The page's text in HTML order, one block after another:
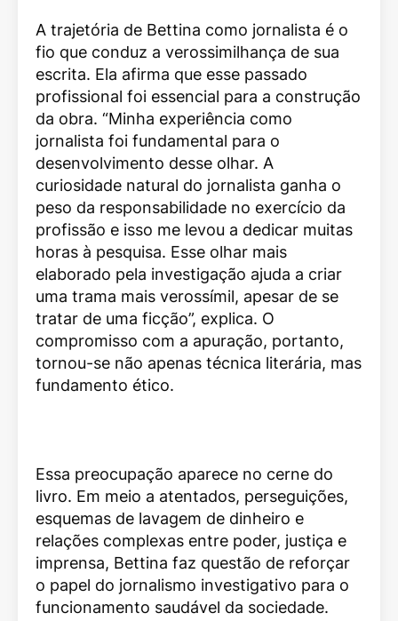
A trajetória de Bettina como jornalista é o
fio que conduz a verossimilhança de sua
escrita. Ela afirma que esse passado
profissional foi essencial para a construção
da obra. “Minha experiência como
jornalista foi fundamental para o
desenvolvimento desse olhar. A
curiosidade natural do jornalista ganha o
peso da responsabilidade no exercício da
profissão e isso me levou a dedicar muitas
horas à pesquisa. Esse olhar mais
elaborado pela investigação ajuda a criar
uma trama mais verossímil, apesar de se
tratar de uma ficção”, explica. O
compromisso com a apuração, portanto,
tornou-se não apenas técnica literária, mas
fundamento ético.
Essa preocupação aparece no cerne do
livro. Em meio a atentados, perseguições,
esquemas de lavagem de dinheiro e
relações complexas entre poder, justiça e
imprensa, Bettina faz questão de reforçar
o papel do jornalismo investigativo para o
funcionamento saudável da sociedade.